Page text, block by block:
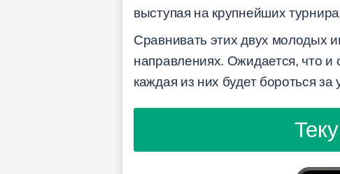
выступая на крупнейших
Сравнивать этих двух молодых
направлениях. Ожидается, что
каждая из них будет бороться за